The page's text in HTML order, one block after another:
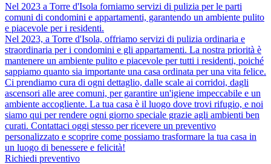
Nel 2023 a Torre d'Isola forniamo servizi di pulizia per le parti
comuni di condomini e appartamenti, garantendo un ambiente pulito
e piacevole per i residenti.
Nel 2023, a Torre d'Isola, offriamo servizi di pulizia ordinaria e
straordinaria per i condomini e gli appartamenti. La nostra priorità è
mantenere un ambiente pulito e piacevole per tutti i residenti, poiché
sappiamo quanto sia importante una casa ordinata per una vita felice.
Ci prendiamo cura di ogni dettaglio, dalle scale ai corridoi, dagli
ascensori alle aree comuni, per garantire un'igiene impeccabile e un
ambiente accogliente. La tua casa è il luogo dove trovi rifugio, e noi
siamo qui per rendere ogni giorno speciale grazie agli ambienti ben
curati. Contattaci oggi stesso per ricevere un preventivo
personalizzato e scoprire come possiamo trasformare la tua casa in
un luogo di benessere e felicità!
Richiedi preventivo